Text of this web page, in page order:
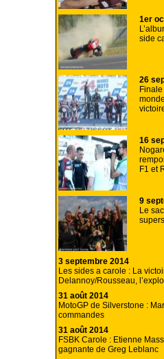
1er
side
26
16
F1 et
9
Le
3 septembre 2014
Les sides a carole : La
Delannoy/Rousseau,
31 août 2014
MotoGP de Silverstone :
commandes
31 août 2014
FSBK Carole : Etienne
gagnante de Greg Leblanc